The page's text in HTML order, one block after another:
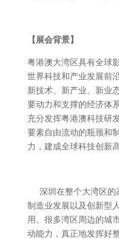
【展会背景】
粤港澳大湾区具有全球
世界科技和产业发展前
新技术、新产业、新业
要动力和支撑的经济体
充分发挥粤港澳科技研
要素自由流动的瓶颈和
力，建成全球科技创新
深圳在整个大湾区的
制造业发展以及创新型
用。很多湾区周边的城
动能力，真正地发挥好